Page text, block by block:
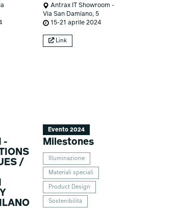
Antrax IT Showroom -
Via San Damiano, 5
15-21 aprile 2024
Link
-
/
Evento 2024
Milestones
Illuminazione
Materiali speciali
Product Design
Sostenibilità